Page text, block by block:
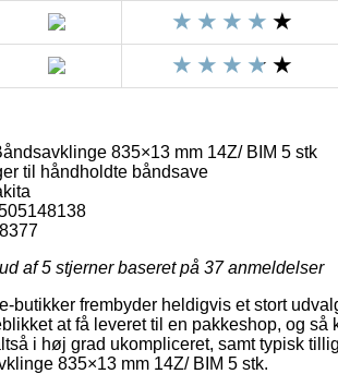
835×13 mm 14Z/ BIM 5 stk
til håndholdte båndsave
ud af 5 stjerner baseret på 37anmeldelser
butikker frembyder heldigvis et stort
at få leveret til en pakkeshop, og
i høj grad ukompliceret, samt typisk
835×13 mm 14Z/ BIM 5 stk.